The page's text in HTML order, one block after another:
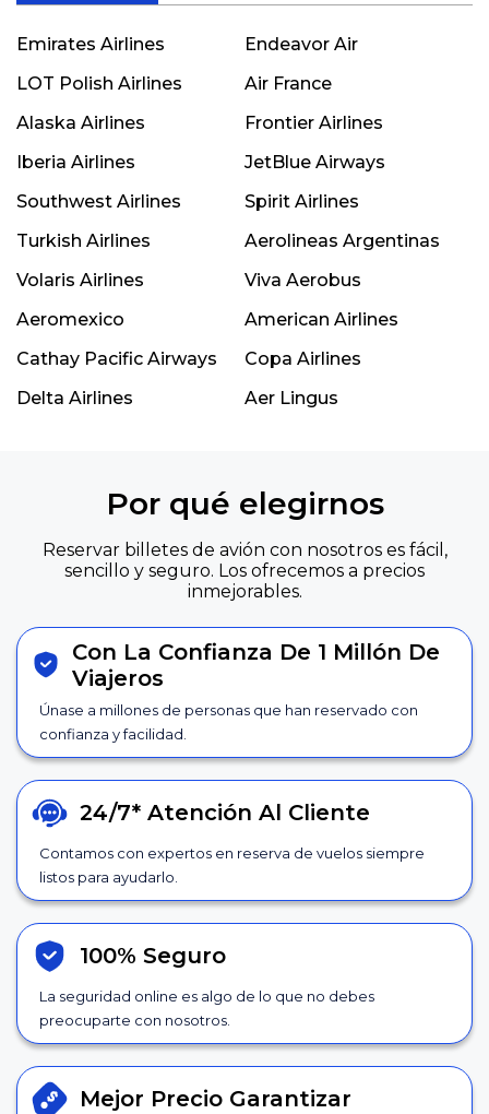
Emirates Airlines
Endeavor Air
LOT Polish Airlines
Air France
Alaska Airlines
Frontier Airlines
Iberia Airlines
JetBlue Airways
Southwest Airlines
Spirit Airlines
Turkish Airlines
Aerolineas Argentinas
Volaris Airlines
Viva Aerobus
Aeromexico
American Airlines
Cathay Pacific Airways
Copa Airlines
Delta Airlines
Aer Lingus
Por qué elegirnos
Reservar billetes de avión con nosotros es fácil,
sencillo y seguro. Los ofrecemos a precios
inmejorables.
Con La Confianza De 1 Millón De
Viajeros
Únase a millones de personas que han reservado con
confianza y facilidad.
24/7* Atención Al Cliente
Contamos con expertos en reserva de vuelos siempre
listos para ayudarlo.
100% Seguro
La seguridad online es algo de lo que no debes
preocuparte con nosotros.
Mejor Precio Garantizar